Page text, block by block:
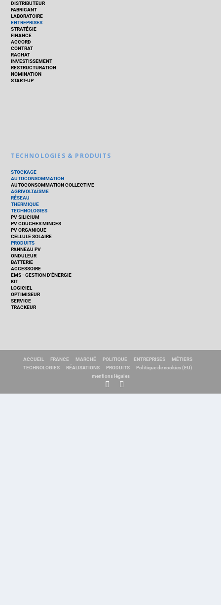
DISTRIBUTEUR
FABRICANT
LABORATOIRE
ENTREPRISES
STRATÉGIE
FINANCE
ACCORD
CONTRAT
RACHAT
INVESTISSEMENT
RESTRUCTURATION
NOMINATION
START-UP
TECHNOLOGIES & PRODUITS
STOCKAGE
AUTOCONSOMMATION
AUTOCONSOMMATION COLLECTIVE
AGRIVOLTAÏSME
RÉSEAU
THERMIQUE
TECHNOLOGIES
PV SILICIUM
PV COUCHES MINCES
PV ORGANIQUE
CELLULE SOLAIRE
PRODUITS
PANNEAU PV
ONDULEUR
BATTERIE
ACCESSOIRE
EMS - GESTION D'ÉNERGIE
KIT
LOGICIEL
OPTIMISEUR
SERVICE
TRACKEUR
ACCUEIL FRANCE MARCHÉ POLITIQUE ENTREPRISES
MÉTIERS
TECHNOLOGIES
RÉALISATIONS PRODUITS
Politique de cookies (EU)
mentions légales